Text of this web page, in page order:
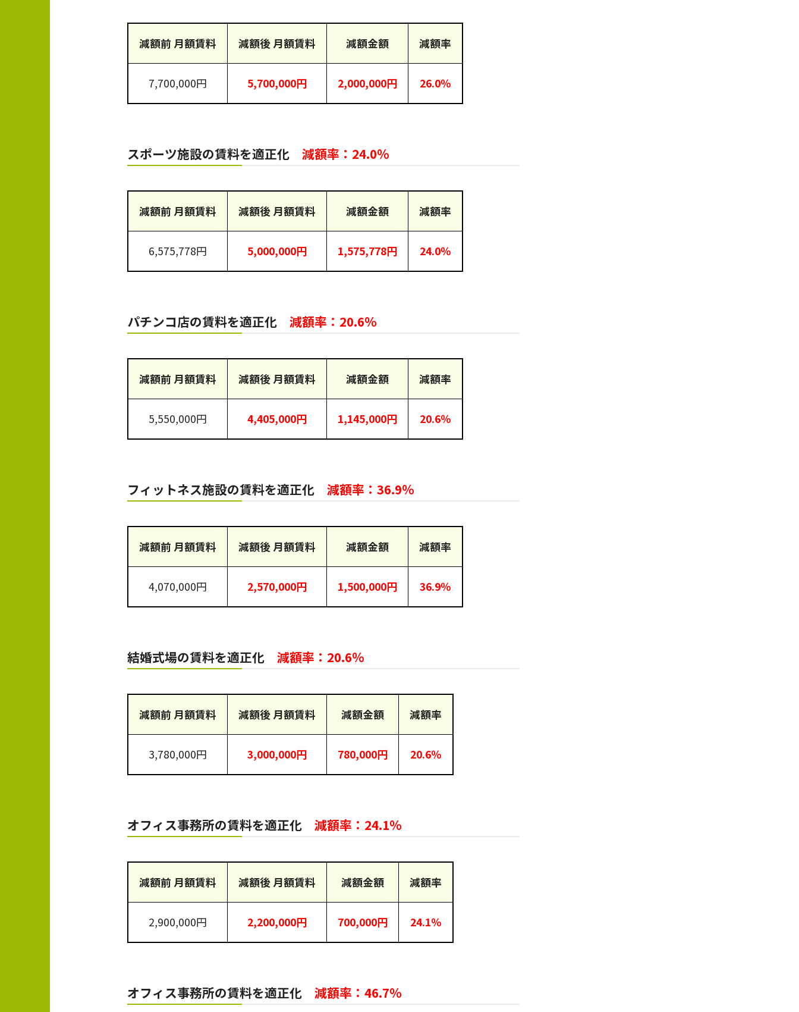
減額前 月額賃料 減額後 月額賃料 減額金額 減額率
7,700,000円 5,700,000円 2,000,000円 26.0％
スポーツ施設の賃料を適正化 減額率：24.0％
減額前 月額賃料 減額後 月額賃料 減額金額 減額率
6,575,778円 5,000,000円 1,575,778円 24.0％
パチンコ店の賃料を適正化 減額率：20.6％
減額前 月額賃料 減額後 月額賃料 減額金額 減額率
5,550,000円 4,405,000円 1,145,000円 20.6％
フィットネス施設の賃料を適正化 減額率：36.9％
減額前 月額賃料 減額後 月額賃料 減額金額 減額率
4,070,000円 2,570,000円 1,500,000円 36.9％
結婚式場の賃料を適正化 減額率：20.6％
減額前 月額賃料 減額後 月額賃料 減額金額 減額率
3,780,000円 3,000,000円 780,000円 20.6％
オフィス事務所の賃料を適正化 減額率：24.1％
減額前 月額賃料 減額後 月額賃料 減額金額 減額率
2,900,000円 2,200,000円 700,000円 24.1％
オフィス事務所の賃料を適正化 減額率：46.7％